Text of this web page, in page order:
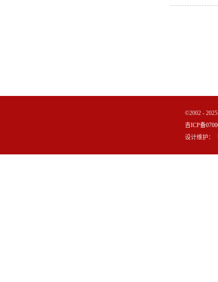
©2002 -
吉ICP备
设计维护：